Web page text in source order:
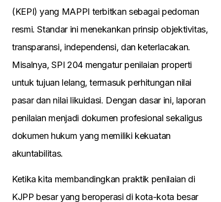
(KEPI) yang MAPPI terbitkan sebagai pedoman
resmi. Standar ini menekankan prinsip objektivitas,
transparansi, independensi, dan keterlacakan.
Misalnya, SPI 204 mengatur penilaian properti
untuk tujuan lelang, termasuk perhitungan nilai
pasar dan nilai likuidasi. Dengan dasar ini, laporan
penilaian menjadi dokumen profesional sekaligus
dokumen hukum yang memiliki kekuatan
akuntabilitas.
Ketika kita membandingkan praktik penilaian di
KJPP besar yang beroperasi di kota-kota besar